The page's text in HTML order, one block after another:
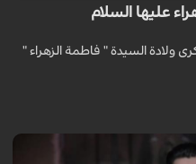
عليها السلام
ولادة السيدة " فاطمة الزهراء "